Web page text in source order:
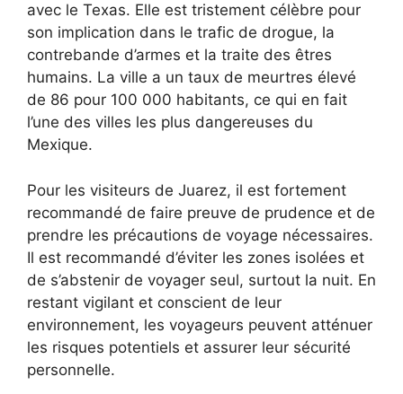
avec le Texas. Elle est tristement célèbre pour
son implication dans le trafic de drogue, la
contrebande d’armes et la traite des êtres
humains. La ville a un taux de meurtres élevé
de 86 pour 100 000 habitants, ce qui en fait
l’une des villes les plus dangereuses du
Mexique.
Pour les visiteurs de Juarez, il est fortement
recommandé de faire preuve de prudence et de
prendre les précautions de voyage nécessaires.
Il est recommandé d’éviter les zones isolées et
de s’abstenir de voyager seul, surtout la nuit. En
restant vigilant et conscient de leur
environnement, les voyageurs peuvent atténuer
les risques potentiels et assurer leur sécurité
personnelle.